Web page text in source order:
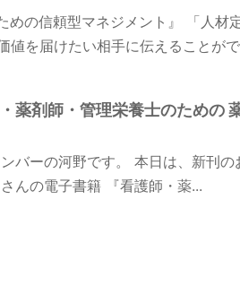
の信頼型マネジメント』 「人材
を届けたい相手に伝えることが
剤師・管理栄養士のための
ーの河野です。 本日は、新刊の
んの電子書籍 『看護師・薬...